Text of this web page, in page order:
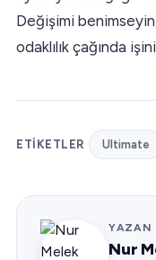
Değişimi
odaklılık çağında
ETIKETLER Ultimate
YAZAN
Nur